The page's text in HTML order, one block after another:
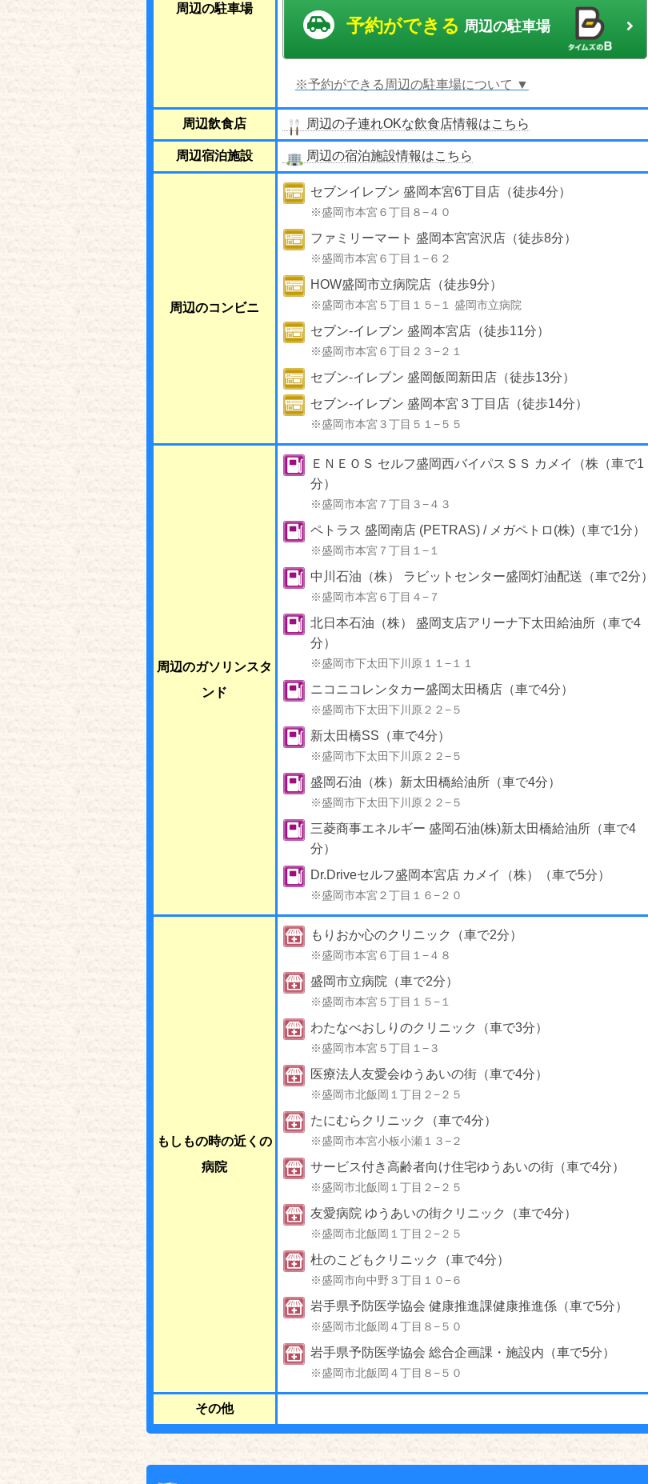
周辺の駐車場
予約ができる 周辺の駐車場
※予約ができる周辺の駐車場について ▼
周辺飲食店 周辺の子連れOKな飲食店情報はこちら
周辺宿泊施設 周辺の宿泊施設情報はこちら
周辺のコンビニ
セブンイレブン 盛岡本宮6丁目店（徒歩4分）
※盛岡市本宮６丁目８−４０
ファミリーマート 盛岡本宮宮沢店（徒歩8分）
※盛岡市本宮６丁目１−６２
HOW盛岡市立病院店（徒歩9分）
※盛岡市本宮５丁目１５−１ 盛岡市立病院
セブン-イレブン 盛岡本宮店（徒歩11分）
※盛岡市本宮６丁目２３−２１
セブン-イレブン 盛岡飯岡新田店（徒歩13分）
セブン-イレブン 盛岡本宮３丁目店（徒歩14分）
※盛岡市本宮３丁目５１−５５
周辺のガソリンスタ
ンド
ＥＮＥＯＳ セルフ盛岡西バイパスＳＳ カメイ（株（車で1
分）
※盛岡市本宮７丁目３−４３
ペトラス 盛岡南店 (PETRAS) / メガペトロ(株)（車で1分）
※盛岡市本宮７丁目１−１
中川石油（株） ラビットセンター盛岡灯油配送（車で2分）
※盛岡市本宮６丁目４−７
北日本石油（株） 盛岡支店アリーナ下太田給油所（車で4
分）
※盛岡市下太田下川原１１−１１
ニコニコレンタカー盛岡太田橋店（車で4分）
※盛岡市下太田下川原２２−５
新太田橋SS（車で4分）
※盛岡市下太田下川原２２−５
盛岡石油（株）新太田橋給油所（車で4分）
※盛岡市下太田下川原２２−５
三菱商事エネルギー 盛岡石油(株)新太田橋給油所（車で4
分）
Dr.Driveセルフ盛岡本宮店 カメイ（株）（車で5分）
※盛岡市本宮２丁目１６−２０
もしもの時の近くの
病院
もりおか心のクリニック（車で2分）
※盛岡市本宮６丁目１−４８
盛岡市立病院（車で2分）
※盛岡市本宮５丁目１５−１
わたなべおしりのクリニック（車で3分）
※盛岡市本宮５丁目１−３
医療法人友愛会ゆうあいの街（車で4分）
※盛岡市北飯岡１丁目２−２５
たにむらクリニック（車で4分）
※盛岡市本宮小板小瀬１３−２
サービス付き高齢者向け住宅ゆうあいの街（車で4分）
※盛岡市北飯岡１丁目２−２５
友愛病院 ゆうあいの街クリニック（車で4分）
※盛岡市北飯岡１丁目２−２５
杜のこどもクリニック（車で4分）
※盛岡市向中野３丁目１０−６
岩手県予防医学協会 健康推進課健康推進係（車で5分）
※盛岡市北飯岡４丁目８−５０
岩手県予防医学協会 総合企画課・施設内（車で5分）
※盛岡市北飯岡４丁目８−５０
その他